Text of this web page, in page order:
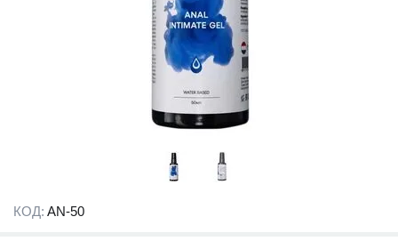
КОД: AN-50